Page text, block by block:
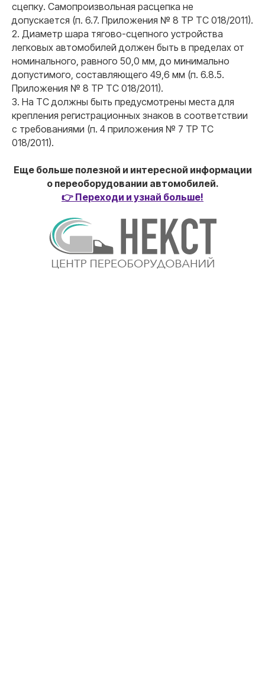
сцепку. Самопроизвольная расцепка не
допускается (п. 6.7. Приложения № 8 ТР ТС 018/2011).
2. Диаметр шара тягово-сцепного устройства
легковых автомобилей должен быть в пределах от
номинального, равного 50,0 мм, до минимально
допустимого, составляющего 49,6 мм (п. 6.8.5.
Приложения № 8 ТР ТС 018/2011).
3. На ТС должны быть предусмотрены места для
крепления регистрационных знаков в соответствии
с требованиями (п. 4 приложения № 7 ТР ТС
018/2011).
Еще больше полезной и интересной информации
о переоборудовании автомобилей.
👉 Переходи и узнай больше!